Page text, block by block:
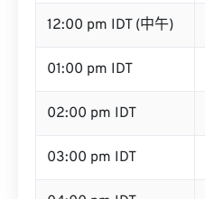
12:00 pm IDT (中午)
01:00 pm IDT
02:00 pm IDT
03:00 pm IDT